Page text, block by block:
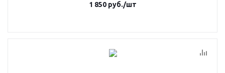
1 850 руб./шт